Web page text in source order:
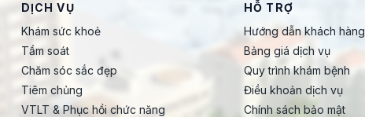
DỊCH VỤ
Khám sức khoẻ
Tầm soát
Chăm sóc sắc đẹp
Tiêm chủng
VTLT & Phục hồi chức năng
HỖ TRỢ
Hướng dẫn khách hàng
Bảng giá dịch vụ
Quy trình khám bệnh
Điều khoản dịch vụ
Chính sách bảo mật